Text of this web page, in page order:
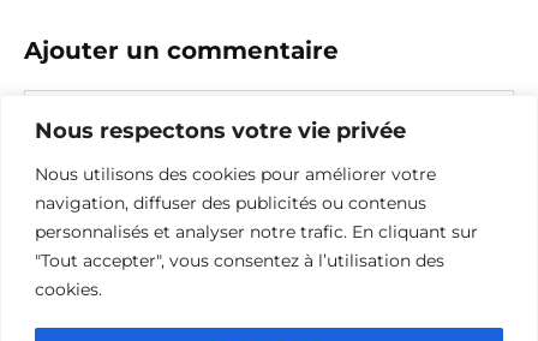
Nous respectons votre vie privée
Nous utilisons des cookies pour améliorer votre
navigation, diffuser des publicités ou contenus
personnalisés et analyser notre trafic. En cliquant sur
"Tout accepter", vous consentez à l’utilisation des
cookies.
Ajouter un commentaire
Name
Comment